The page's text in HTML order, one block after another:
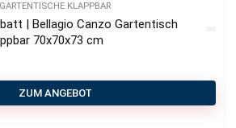
GARTENTISCHE KLAPPBAR
| Bellagio Canzo Gartentisch
70x70x73 cm
ZUM ANGEBOT